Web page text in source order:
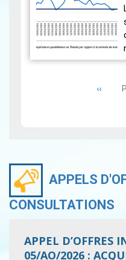
Page
‹‹
APPELS
CONSULTATIONS
APPEL D’OFFRES
05/AO/2026 :